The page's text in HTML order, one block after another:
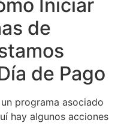
Iniciar
de
de Pago
programa asociado
hay algunos acciones